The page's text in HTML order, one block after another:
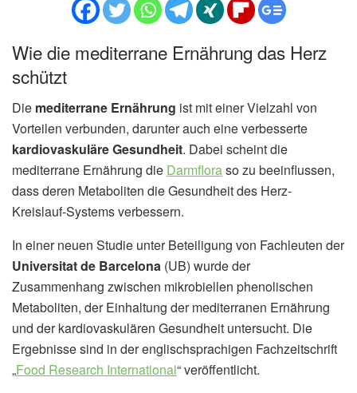
Wie die mediterrane Ernährung das Herz
schützt
Die mediterrane Ernährung ist mit einer Vielzahl von
Vorteilen verbunden, darunter auch eine verbesserte
kardiovaskuläre Gesundheit. Dabei scheint die
mediterrane Ernährung die Darmfloraso zu beeinflussen,
dass deren Metaboliten die Gesundheit des Herz-
Kreislauf-Systems verbessern.
In einer neuen Studie unter Beteiligung von Fachleuten der
Universitat de Barcelona (UB) wurde der
Zusammenhang zwischen mikrobiellen phenolischen
Metaboliten, der Einhaltung der mediterranen Ernährung
und der kardiovaskulären Gesundheit untersucht. Die
Ergebnisse sind in der englischsprachigen Fachzeitschrift
„Food Research International“ veröffentlicht.